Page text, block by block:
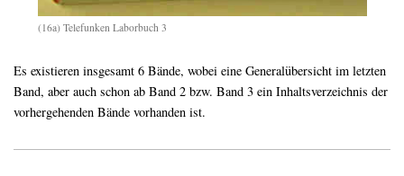
(16a) Telefunken Laborbuch 3
Es existieren insgesamt 6 Bände, wobei eine Generalübersicht im letzten
Band, aber auch schon ab Band 2 bzw. Band 3 ein Inhaltsverzeichnis der
vorhergehenden Bände vorhanden ist.